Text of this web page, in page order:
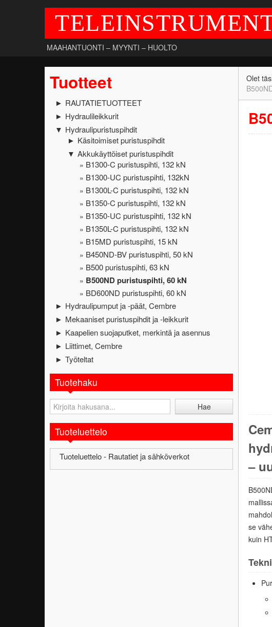
MAAHANTUONTI – MYYNTI – HUOLTO
Tuotteet
► RAUTATIETUOTTEET
► Hydraulileikkurit
▼ Hydraulipuristuspihdit
► Käsitoimiset puristuspihdit
▼ Akkukäyttöiset puristuspihdit
B1300-C puristuspihti, 132 kN
B1300-UC puristuspihti, 132kN
B1300L-C puristuspihti, 132 kN
B1350-C puristuspihti, 132 kN
B1350-UC puristuspihti, 132 kN
B1350L-C puristuspihti, 132 kN
B15MD puristuspihti, 15 kN
B450ND-BV puristuspihti, 50 kN
B500 puristuspihti, 63 kN
B500ND puristuspihti, 60 kN
BD600ND puristuspihti, 60 kN
► Hydraulipumput ja -päät, Cembre
► Mekaaniset puristuspihdit ja -leikkurit
► Kaapelien suojaputket, merkintä ja asennus
► Liittimet, Cembre
► Työteltat
Tuotehaku
Tuoteluettelo
Tuoteluettelo - Rautatiet ja sähköverkot
Olet
–
se
kuin